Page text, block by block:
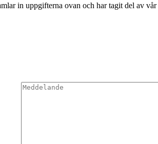
in uppgifterna ovan och har tagit del av vår